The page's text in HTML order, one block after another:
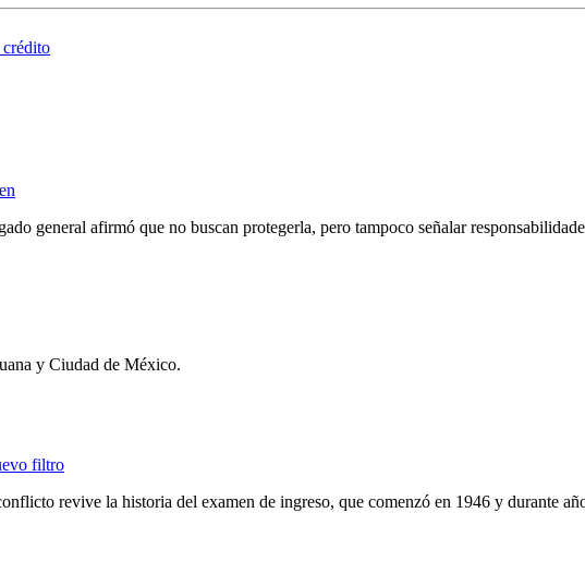
crédito
general afirmó que no buscan protegerla, pero tampoco señalar
y Ciudad de México.
filtro
revive la historia del examen de ingreso, que comenzó en 1946 y durante